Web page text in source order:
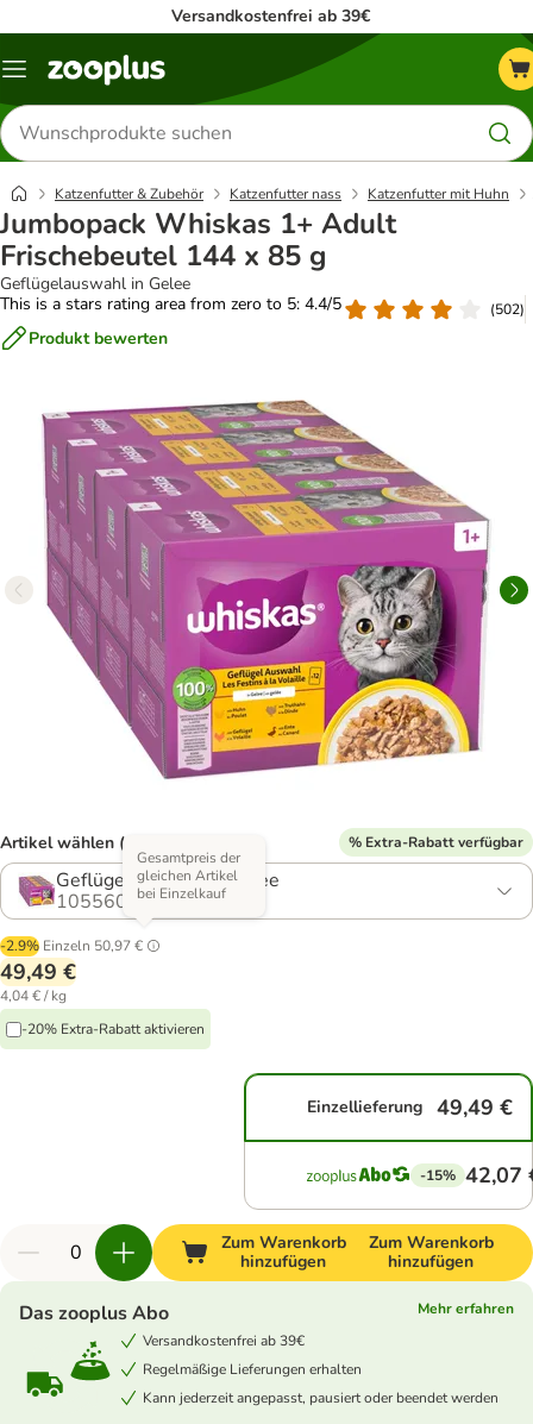
Versandkostenfrei ab 39€
Menü
Produkte
suchen
Katzenfutter & Zubehör Katzenfutter nass Katzenfutter mit Huhn
Jumbopack Whiskas 1+ Adult
Frischebeutel 144 x 85 g
Geflügelauswahl in Gelee
This is a stars rating area from zero to 5: 4.4/5
(502)
Produkt bewerten
Artikel wählen (4 Varianten) % Extra-Rabatt verfügbar
Geflügelauswahl in Gelee
1055609.23
-2.9% Einzeln 50,97 €
Gesamtpreis der
gleichen Artikel
bei Einzelkauf
49,49 €
4,04 € / kg
-20% Extra-Rabatt aktivieren
Einzellieferung 49,49 €
-15% 42,07
Zum Warenkorb
hinzufügen
Zum Warenkorb
hinzufügen
Das zooplus Abo
Mehr erfahren
Versandkostenfrei ab 39€
Regelmäßige Lieferungen erhalten
Kann jederzeit angepasst, pausiert oder beendet werden